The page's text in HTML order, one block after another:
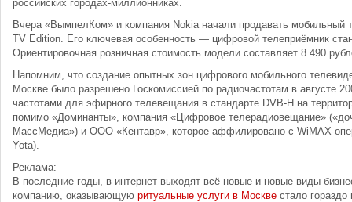
российских городах-миллионниках.
Вчера «ВымпелКом» и компания Nokia начали продавать мобильный
TV Edition. Его ключевая особенность — цифровой телеприёмник
Ориентировочная розничная стоимость модели составляет 8 490
Напомним, что создание опытных зон цифрового мобильного
Москве было разрешено Госкомиссией по радиочастотам в августе
частотами для эфирного телевещания в стандарте DVB-H на
помимо «Доминанты», компания «Цифровое телерадиовещание»
МассМедиа») и ООО «Кентавр», которое аффилировано с WiMAX-
Yota).
Реклама:
В последние годы, в интернет выходят всё новые и новые виды
компанию, оказывающую ритуальные услуги в Москве стало